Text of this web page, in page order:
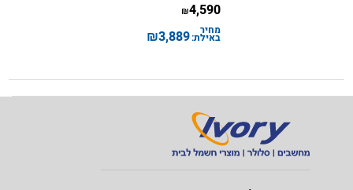
4,590
₪
מחיר
באילת:3,889
₪